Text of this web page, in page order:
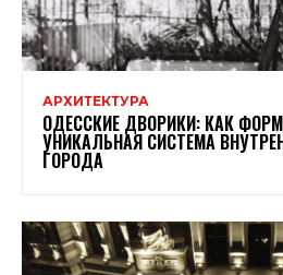
АРХИТЕКТУРА
ОДЕССКИЕ ДВОРИКИ: КАК
УНИКАЛЬНАЯ СИСТЕМА
ГОРОДА